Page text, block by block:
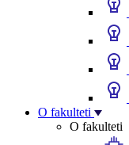
O fakulteti
O fakulteti